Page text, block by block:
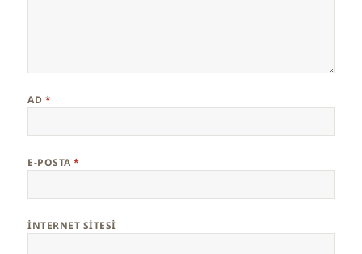
AD *
E-POSTA*
İNTERNET SITESI